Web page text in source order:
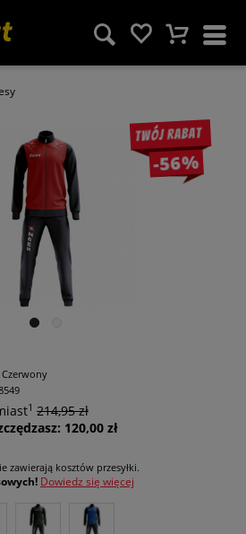
Twój rabat
-56%
1 214,95 zł
120,00 zł
zawierają kosztów przesyłki.
Dowiedz się więcej